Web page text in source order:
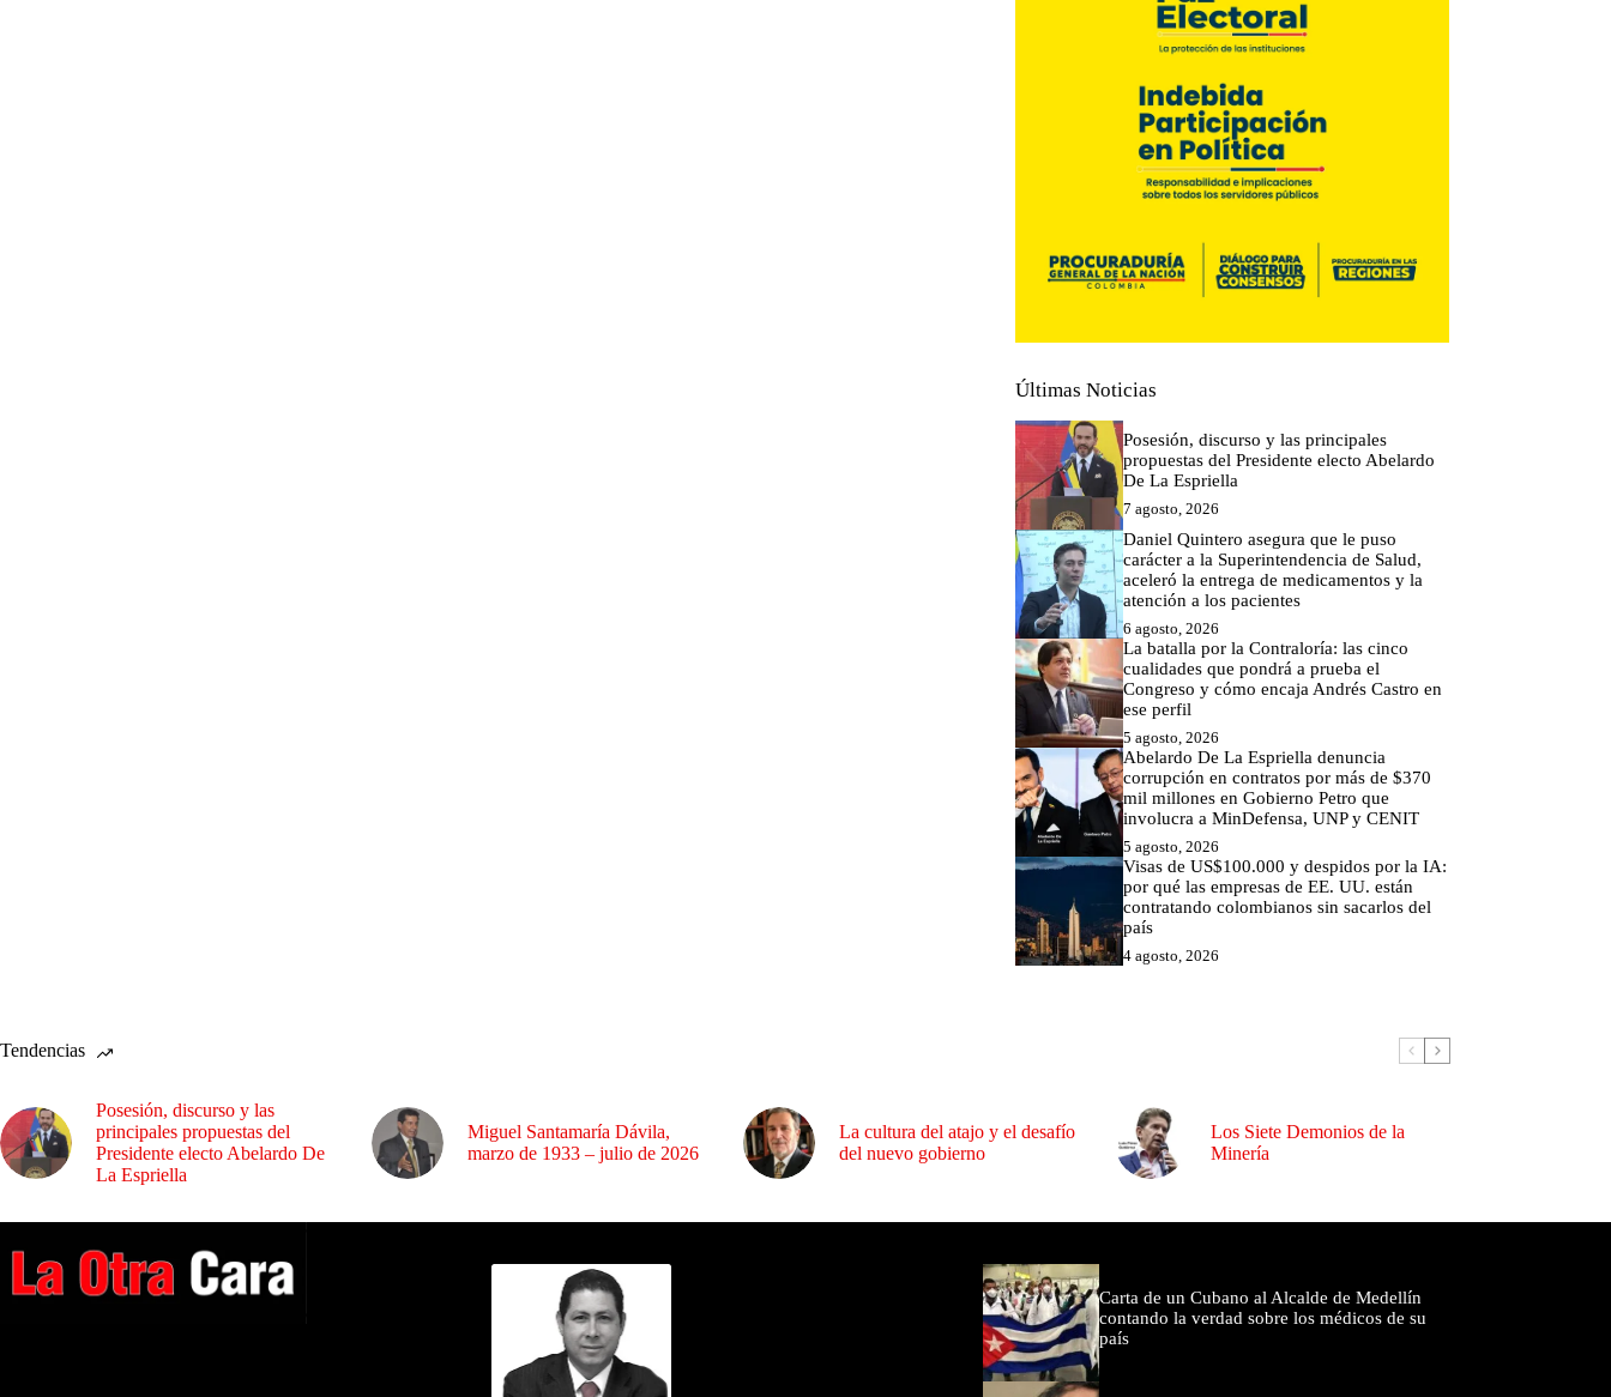
Últimas Noticias
Posesión, discurso y las principales
propuestas del Presidente electo Abelardo
De La Espriella
7 agosto, 2026
Daniel Quintero asegura que le puso
carácter a la Superintendencia de Salud,
aceleró la entrega de medicamentos y la
atención a los pacientes
6 agosto, 2026
La batalla por la Contraloría: las cinco
cualidades que pondrá a prueba el
Congreso y cómo encaja Andrés Castro en
ese perfil
5 agosto, 2026
Abelardo De La Espriella denuncia
corrupción en contratos por más de $370
mil millones en Gobierno Petro que
involucra a MinDefensa, UNP y CENIT
5 agosto, 2026
Visas de US$100.000 y despidos por la IA:
por qué las empresas de EE. UU. están
contratando colombianos sin sacarlos del
país
4 agosto, 2026
Tendencias
Posesión, discurso y las
principales propuestas del
Presidente electo Abelardo De
La Espriella
Miguel Santamaría Dávila,
marzo de 1933 – julio de 2026
La cultura del atajo y el desafío
del nuevo gobierno
Los Siete Demonios de la
Minería
Carta de un Cubano al Alcalde de Medellín
contando la verdad sobre los médicos de su
país